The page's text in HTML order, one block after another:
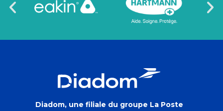
Diadom, une filiale du groupe La Poste